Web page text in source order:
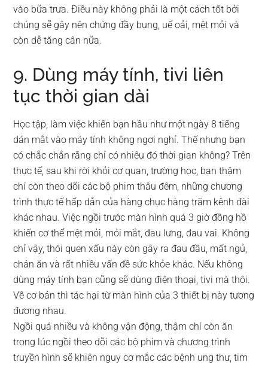
vào bữa trưa. Điều này không phải là một cách tốt bởi
chúng sẽ gây nên chứng đầy bụng, uể oải, mệt mỏi và
còn dễ tăng cân nữa.
9. Dùng máy tính, tivi liên
tục thời gian dài
Học tập, làm việc khiến bạn hầu như một ngày 8 tiếng
dán mắt vào máy tính không ngơi nghỉ. Thế nhưng bạn
có chắc chắn rằng chỉ có nhiêu đó thời gian không? Trên
thực tế, sau khi rời khỏi cơ quan, trường học, bạn thậm
chí còn theo dõi các bộ phim thâu đêm, những chương
trình thực tế hấp dẫn của hàng chục hàng trăm kênh đài
khác nhau. Việc ngồi trước màn hình quá 3 giờ đồng hồ
khiến cơ thể mệt mỏi, mỏi mắt, đau lưng, đau vai. Không
chỉ vậy, thói quen xấu này còn gây ra đau đầu, mất ngủ,
chán ăn và rất nhiều vấn đề sức khỏe khác. Nếu không
dùng máy tính bạn cũng sẽ dùng điện thoại, tivi mà thôi.
Về cơ bản thì tác hại từ màn hình của 3 thiết bị này tương
đương nhau.
Ngồi quá nhiều và không vận động, thậm chí còn ăn
trong lúc ngồi theo dõi các bộ phim và chương trình
truyền hình sẽ khiên nguy cơ mắc các bệnh ung thư, tim